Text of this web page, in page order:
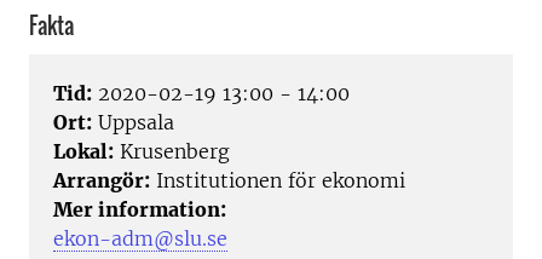
Fakta
Tid: 2020-02-19 13:00 - 14:00
Ort: Uppsala
Lokal: Krusenberg
Arrangör: Institutionen för ekonomi
Mer information:
ekon-adm@slu.se